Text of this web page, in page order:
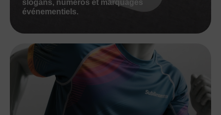
slogans, numéros et marquages
événementiels.